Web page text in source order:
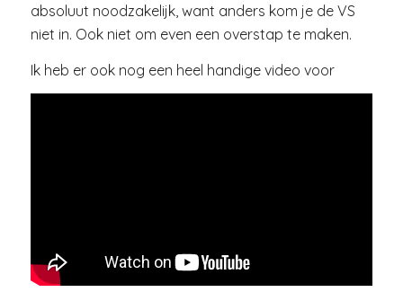
absoluut noodzakelijk, want anders kom je de VS
niet in. Ook niet om even een overstap te maken.
Ik heb er ook nog een heel handige video voor